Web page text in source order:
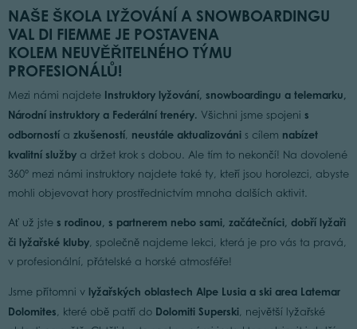
NAŠE ŠKOLA LYŽOVÁNÍ A SNOWBOARDINGU
VAL DI FIEMME JE POSTAVENA
KOLEM NEUVĚŘITELNÉHO TÝMU
PROFESIONÁLŮ!
Mezi námi najdete Instruktory lyžování, snowboardingu a telemarku,
Národní instruktory a Federální trenéry. Všichni jsme spojeni s
odbornostía zkušeností, neustále aktualizovánis cílem nabízet
kvalitní službya držet krok s dobou. Ale tím to nekončí! Na dovolené
360° mezi námi instruktory najdete také ty, kteří jsou horolezci, abyste
mohli objevovat hory prostřednictvím mnoha dalších aktivit.
Ať už jste s rodinou, s partnerem nebo sami, začátečníci, dobří lyžaři
či lyžařské kluby, společně najdeme lekci, která je pro vás ta pravá,
v profesionální, přátelské a horské atmosféře!
Jsme přítomni v lyžařských oblastech Alpe Lusia a ski area Latemar
Dolomites, které obě patří do Dolomiti Superski, největší lyžařské